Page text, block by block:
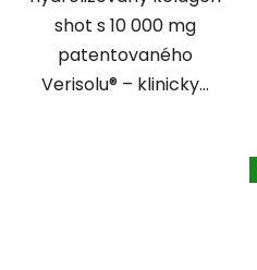
shot s 10 000 mg
patentovaného
Verisolu® – klinicky...